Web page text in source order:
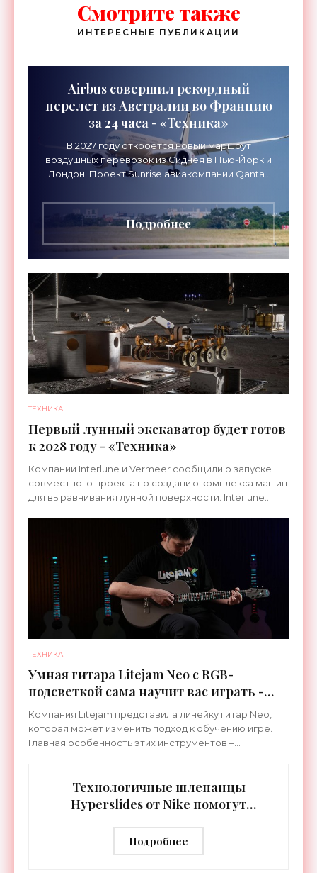
Смотрите также
ИНТЕРЕСНЫЕ ПУБЛИКАЦИИ
Airbus совершил рекордный
перелет из Австралии во Францию
за 24 часа - «Техника»
В 2027 году откроется новый маршрут
воздушных перевозок из Сиднея в Нью-Йорк и
Лондон. Проект Sunrise авиакомпании Qantas
длительностью до 24
Подробнее
ТЕХНИКА
Первый лунный экскаватор будет готов
к 2028 году - «Техника»
Компании Interlune и Vermeer сообщили о запуске
совместного проекта по созданию комплекса машин
для выравнивания лунной поверхности. Interlune
ТЕХНИКА
Умная гитара Litejam Neo с RGB-
подсветкой сама научит вас играть -
«Гаджеты»
Компания Litejam представила линейку гитар Neo,
которая может изменить подход к обучению игре.
Главная особенность этих инструментов –
Технологичные шлепанцы
Hyperslides от Nike помогут
тренировки - «Гаджеты»
Подробнее